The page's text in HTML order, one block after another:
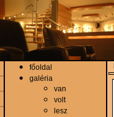
főoldal
galéria
van
volt
lesz